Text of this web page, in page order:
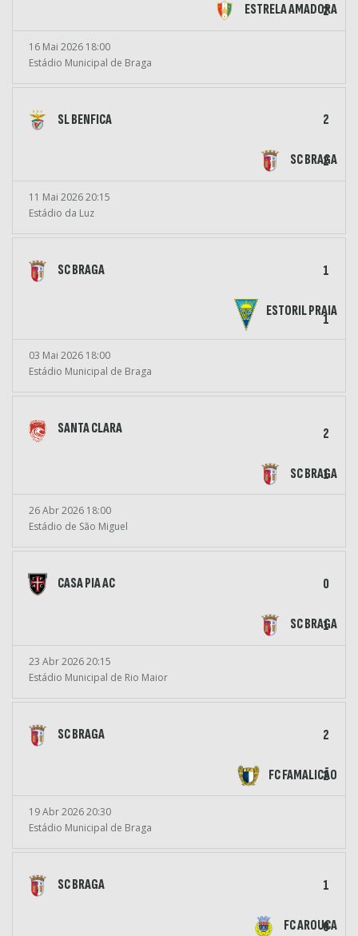
ESTRELA AMADORA
2
16 Mai 2026 18:00
Estádio Municipal de Braga
SL BENFICA 2
SC BRAGA
2
11 Mai 2026 20:15
Estádio da Luz
SC BRAGA 1
ESTORIL PRAIA
1
03 Mai 2026 18:00
Estádio Municipal de Braga
SANTA CLARA 2
SC BRAGA
1
26 Abr 2026 18:00
Estádio de São Miguel
CASA PIA AC 0
SC BRAGA
1
23 Abr 2026 20:15
Estádio Municipal de Rio Maior
SC BRAGA 2
FC FAMALICÃO
2
19 Abr 2026 20:30
Estádio Municipal de Braga
SC BRAGA 1
FC AROUCA
0